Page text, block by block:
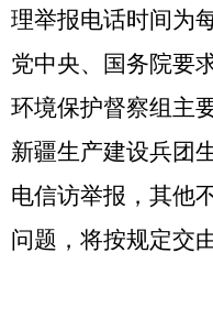
理举报电话时间为
党中央、国务院要
环境保护督察组主
新疆生产建设兵团
电信访举报，其他
问题，将按规定交